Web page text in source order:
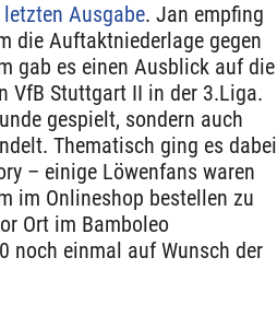
letzten Ausgabe. Jan empfing
die Auftaktniederlage gegen
gab es einen Ausblick auf die
VfB Stuttgart II in der 3.Liga.
gespielt, sondern auch
Thematisch ging es dabei
– einige Löwenfans waren
im Onlineshop bestellen zu
Ort im Bamboleo
noch einmal auf Wunsch der